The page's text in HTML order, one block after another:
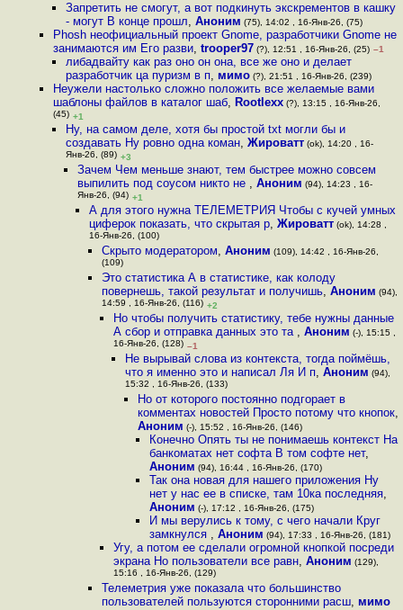
Запретить не смогут, а вот подкинуть экскрементов в кашку
- могут В конце прошл, Аноним (75), 14:02 , 16-Янв-26, (75)
Phosh неофициальный проект Gnome, разработчики Gnome не
занимаются им Его разви,trooper97 (?), 12:51 , 16-Янв-26, (25) –1
либадвайту как раз оно он она, все же оно и делает
разработчик ца пуризм в п, мимо(?), 21:51 , 16-Янв-26, (239)
Неужели настолько сложно положить все желаемые вами
шаблоны файлов в каталог шаб, Rootlexx (?), 13:15 , 16-Янв-26,
(45) +1
Ну, на самом деле, хотя бы простой txt могли бы и
создавать Ну ровно одна коман, Жироватт(ok), 14:20 , 16-
Янв-26, (89) +3
Зачем Чем меньше знают, тем быстрее можно совсем
выпилить под соусом никто не , Аноним (94), 14:23 , 16-
Янв-26, (94) +1
А для этого нужна ТЕЛЕМЕТРИЯ Чтобы с кучей умных
циферок показать, что скрытая р,Жироватт (ok), 14:28 ,
16-Янв-26, (100)
Скрыто модератором, Аноним (109), 14:42 , 16-Янв-26,
(109)
Это статистика А в статистике, как колоду
повернешь, такой результат и получишь, Аноним (94),
14:59 , 16-Янв-26, (116) +2
Но чтобы получить статистику, тебе нужны данные
А сбор и отправка данных это та , Аноним (-), 15:15 ,
16-Янв-26, (128) –1
Не вырывай слова из контекста, тогда поймёшь,
что я именно это и написал Ля И п,Аноним (94),
15:32 , 16-Янв-26, (133)
Но от которого постоянно подгорает в
комментах новостей Просто потому что кнопок,
Аноним (-), 15:52 , 16-Янв-26, (146)
Конечно Опять ты не понимаешь контекст На
банкоматах нет софта В том софте нет,
Аноним (94), 16:44 , 16-Янв-26, (170)
Так она новая для нашего приложения Ну
нет у нас ее в списке, там 10ка последняя,
Аноним (-), 17:12 , 16-Янв-26, (175)
И мы верулись к тому, с чего начали Круг
замкнулся , Аноним (94), 17:33 , 16-Янв-26, (181)
Угу, а потом ее сделали огромной кнопкой посреди
экрана Но пользователи все равн, Аноним (129),
15:16 , 16-Янв-26, (129)
Телеметрия уже показала что большинство
пользователей пользуются сторонними расш, мимо